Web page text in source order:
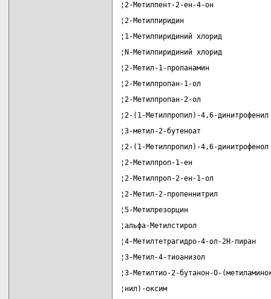
¦2-Метилпент-2-ен-4-он
¦2-Метилпиридин
¦1-Метилпиридиний хлорид
¦N-Метилпиридиний хлорид
¦2-Метил-1-пропанамин
¦2-Метилпропан-1-ол
¦2-Метилпропан-2-ол
¦2-(1-Метилпропил)-4,6-
¦3-метил-2-бутеноат
¦2-(1-Метилпропил)-4,6-
¦2-Метилпроп-1-ен
¦2-Метилпроп-2-ен-1-ол
¦2-Метил-2-пропеннитрил
¦5-Метилрезорцин
¦альфа-Метилстирол
¦4-Метилтетрагидро-4-ол-2Н-
¦3-Метил-4-тиоанизол
¦3-Метилтио-2-бутанон-О-
¦нил)-оксим